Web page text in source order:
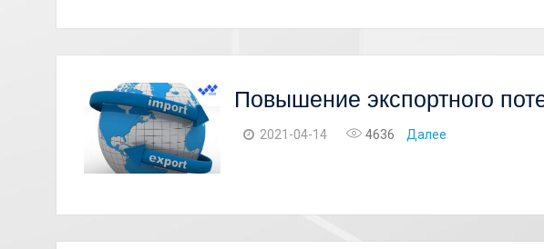
Повышение экспортного
2021-04-14 4636 Далее